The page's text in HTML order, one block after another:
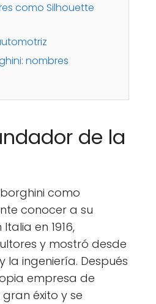
como Silhouette
nombres
de la
como
conocer a su
en 1916,
y mostró desde
ingeniería. Después
empresa de
éxito y se